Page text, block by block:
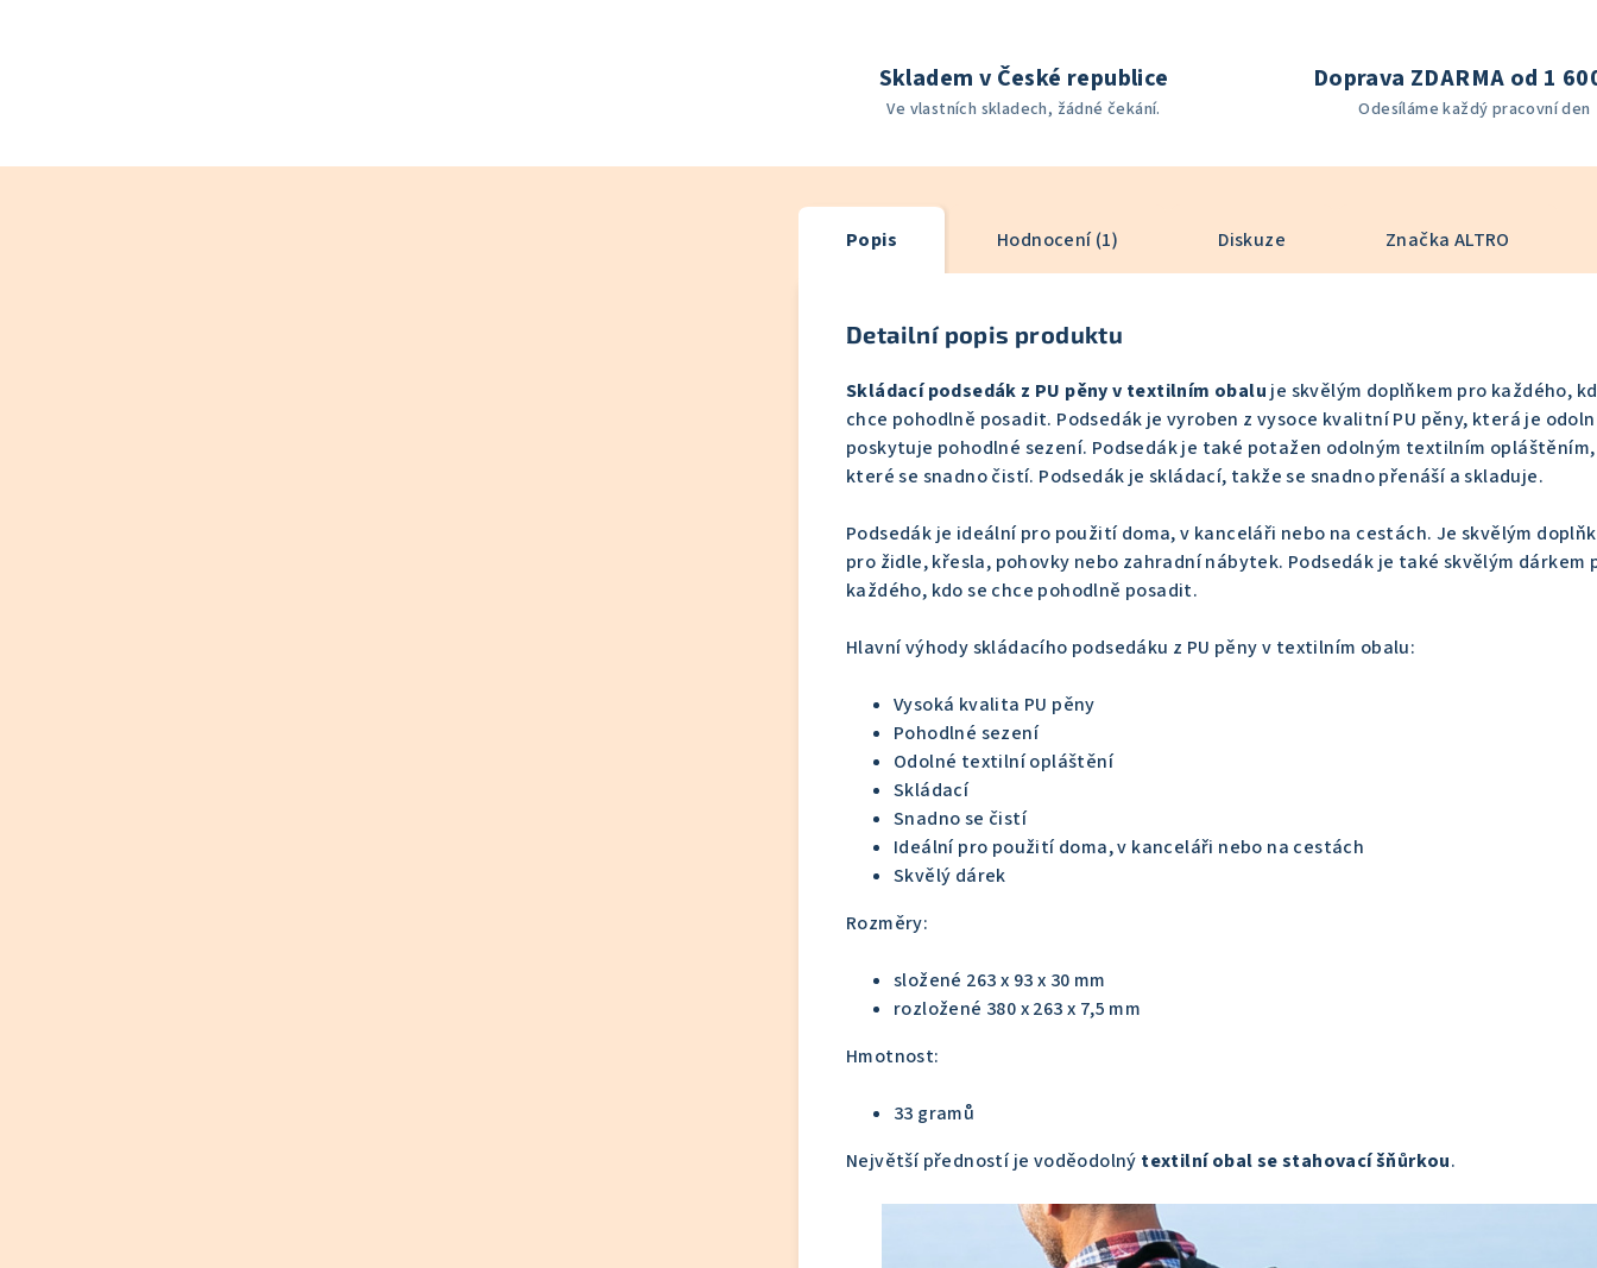
Skladem v České republice
Ve vlastních skladech, žádné čekání.
Doprava ZDARMA od 1
Odesíláme každý pracovní den
Popis Hodnocení (1) Diskuze Značka ALTRO
Detailní popis produktu
Skládací podsedák z PU pěny v textilním obalu je skvělým doplňkem pro každého,
chce pohodlně posadit. Podsedák je vyroben z vysoce kvalitní PU pěny, která je
poskytuje pohodlné sezení. Podsedák je také potažen odolným textilním opláštěním,
které se snadno čistí. Podsedák je skládací, takže se snadno přenáší a skladuje.
Podsedák je ideální pro použití doma, v kanceláři nebo na cestách. Je skvělým
pro židle, křesla, pohovky nebo zahradní nábytek. Podsedák je také skvělým dárkem
každého, kdo se chce pohodlně posadit.
Hlavní výhody skládacího podsedáku z PU pěny v textilním obalu:
Vysoká kvalita PU pěny
Pohodlné sezení
Odolné textilní opláštění
Skládací
Snadno se čistí
Ideální pro použití doma, v kanceláři nebo na cestách
Skvělý dárek
Rozměry:
složené 263 x 93 x 30 mm
rozložené 380 x 263 x 7,5 mm
Hmotnost:
33 gramů
Největší předností je voděodolný textilní obal se stahovací šňůrkou.